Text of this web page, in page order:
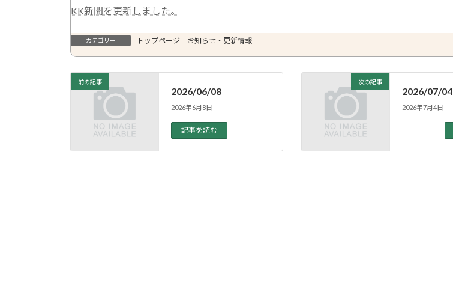
KK新聞を更新しました。
カテゴリー トップページ お知らせ・更新情報
前の記事
2026/06/08
2026年6月8日
記事を読む
次の記事
2026/07/04
2026年7月4日